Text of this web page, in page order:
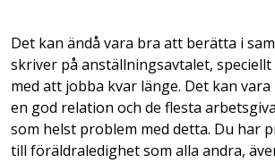
Det kan ändå vara bra att berätta i
skriver på anställningsavtalet,
med att jobba kvar länge. Det kan
en god relation och de flesta
som helst problem med detta. Du har
till föräldraledighet som alla andra,